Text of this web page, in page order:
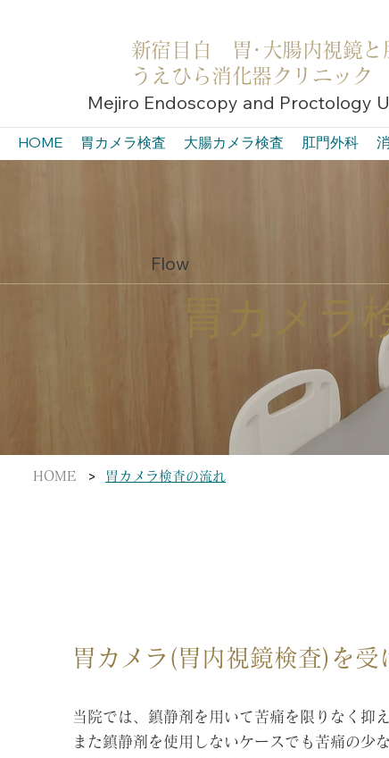
新宿目白 胃･大腸内視鏡と
うえひら消化器クリニック
Mejiro Endoscopy and Proctology
HOME 胃カメラ検査 大腸カメラ検査 肛門外科
Flow
胃カメ
HOME > 胃カメラ検査の流れ
胃カメラ(胃内視鏡検査)を受
当院では、鎮静剤を用いて苦痛を限りなく抑
また鎮静剤を使用しないケースでも苦痛の少